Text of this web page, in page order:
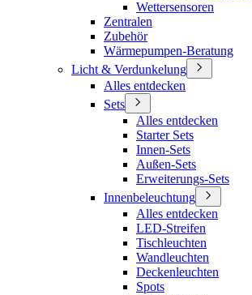
Wettersensoren
Zentralen
Zubehör
Wärmepumpen-Beratung
Licht & Verdunkelung
Alles entdecken
Sets
Alles entdecken
Starter Sets
Innen-Sets
Außen-Sets
Erweiterungs-Sets
Innenbeleuchtung
Alles entdecken
LED-Streifen
Tischleuchten
Wandleuchten
Deckenleuchten
Spots